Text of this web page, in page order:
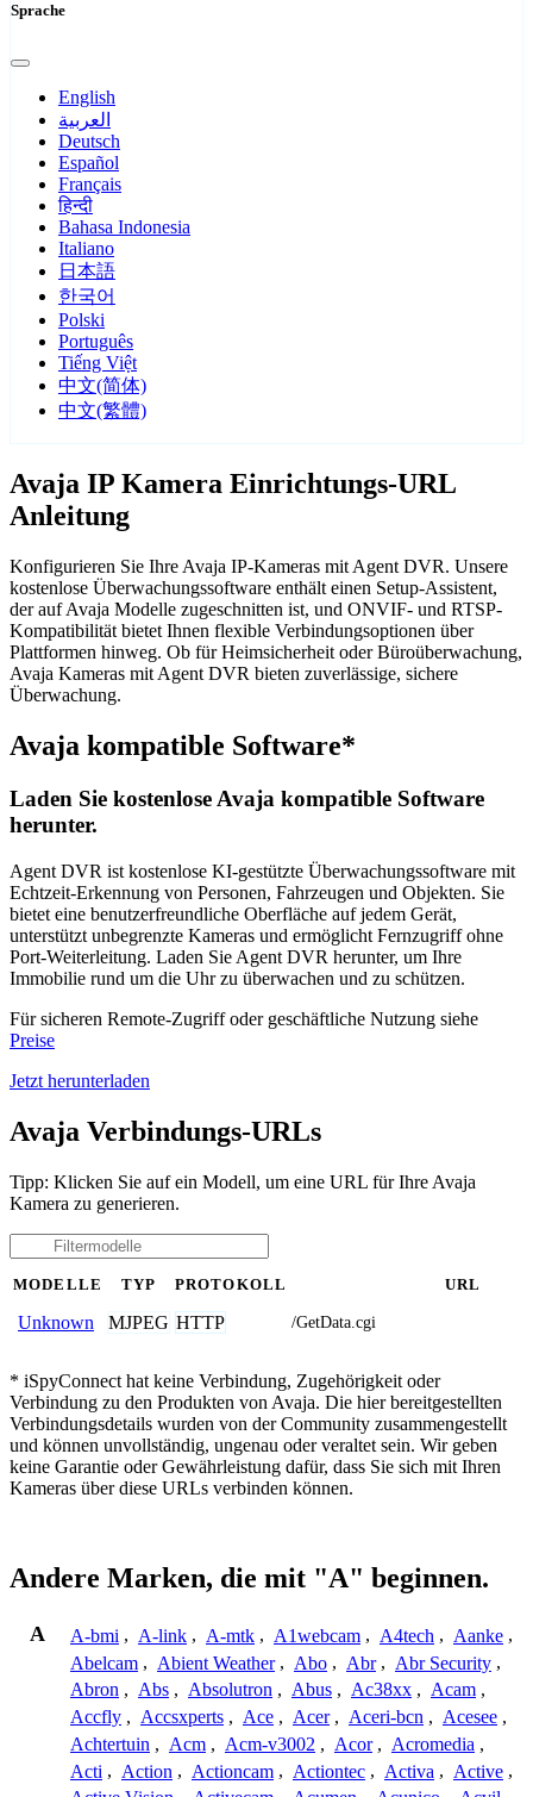
Sprache
English
العربية
Deutsch
Español
Français
हिन्दी
Bahasa Indonesia
Italiano
日本語
한국어
Polski
Português
Tiếng Việt
中文(简体)
中文(繁體)
Avaja IP Kamera Einrichtungs-URL
Anleitung
Konfigurieren Sie Ihre Avaja IP-Kameras mit Agent DVR. Unsere
kostenlose Überwachungssoftware enthält einen Setup-Assistent,
der auf Avaja Modelle zugeschnitten ist, und ONVIF- und RTSP-
Kompatibilität bietet Ihnen flexible Verbindungsoptionen über
Plattformen hinweg. Ob für Heimsicherheit oder Büroüberwachung,
Avaja Kameras mit Agent DVR bieten zuverlässige, sichere
Überwachung.
Avaja kompatible Software*
Laden Sie kostenlose Avaja kompatible Software
herunter.
Agent DVR ist kostenlose KI-gestützte Überwachungssoftware mit
Echtzeit-Erkennung von Personen, Fahrzeugen und Objekten. Sie
bietet eine benutzerfreundliche Oberfläche auf jedem Gerät,
unterstützt unbegrenzte Kameras und ermöglicht Fernzugriff ohne
Port-Weiterleitung. Laden Sie Agent DVR herunter, um Ihre
Immobilie rund um die Uhr zu überwachen und zu schützen.
Für sicheren Remote-Zugriff oder geschäftliche Nutzung siehe
Preise
Jetzt herunterladen
Avaja Verbindungs-URLs
Tipp: Klicken Sie auf ein Modell, um eine URL für Ihre Avaja
Kamera zu generieren.
MODELLE TYP PROTOKOLL URL
Unknown MJPEG HTTP /GetData.cgi
* iSpyConnect hat keine Verbindung, Zugehörigkeit oder
Verbindung zu den Produkten von Avaja. Die hier bereitgestellten
Verbindungsdetails wurden von der Community zusammengestellt
und können unvollständig, ungenau oder veraltet sein. Wir geben
keine Garantie oder Gewährleistung dafür, dass Sie sich mit Ihren
Kameras über diese URLs verbinden können.
Andere Marken, die mit "A" beginnen.
A A-bmi , A-link , A-mtk , A1webcam , A4tech , Aanke ,
Abelcam , Abient Weather , Abo , Abr , Abr Security ,
Abron , Abs , Absolutron , Abus , Ac38xx , Acam ,
Accfly , Accsxperts , Ace , Acer , Aceri-bcn , Acesee ,
Achtertuin , Acm , Acm-v3002 , Acor , Acromedia ,
Acti , Action , Actioncam , Actiontec , Activa , Active ,